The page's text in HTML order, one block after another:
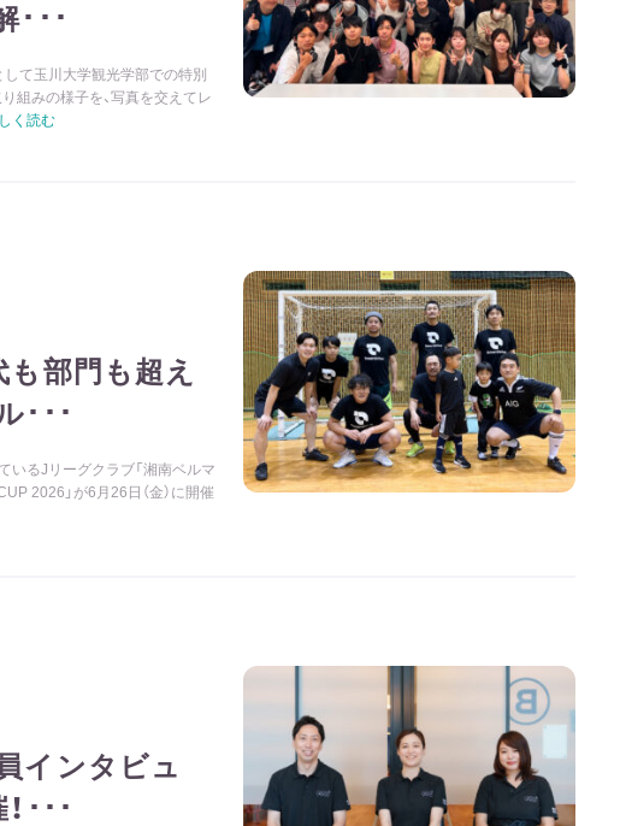
･･･
て玉川大学観光学部での特別
組みの様子を、写真を交えてレ
く読む
も部門も超え
･･･
いるJリーグクラブ「湘南ベルマ
2026」が6月26日（金）に開催
インタビュ
･･･